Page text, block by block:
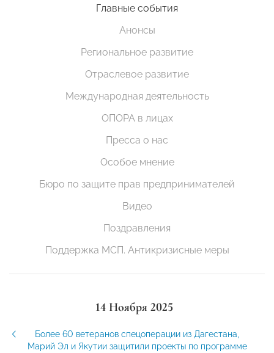
Главные события
Анонсы
Региональное развитие
Отраслевое развитие
Международная деятельность
ОПОРА в лицах
Пресса о нас
Особое мнение
Бюро по защите прав предпринимателей
Видео
Поздравления
Поддержка МСП. Антикризисные меры
14 Ноября 2025
Более 60 ветеранов спецоперации из Дагестана,
Марий Эл и Якутии защитили проекты по программе